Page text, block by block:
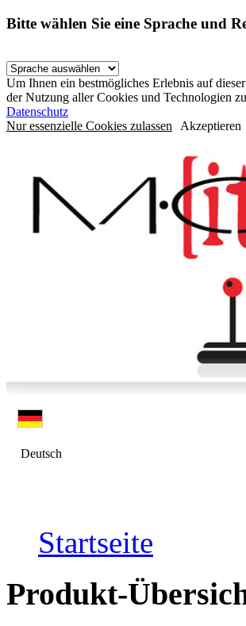
Bitte wählen Sie eine Sprache und
Um Ihnen ein bestmögliches Erlebnis auf
der Nutzung aller Cookies und Technologien
Datenschutz
Nur essenzielle Cookies zulassen Akzeptieren
Deutsch
Startseite
Produkt-